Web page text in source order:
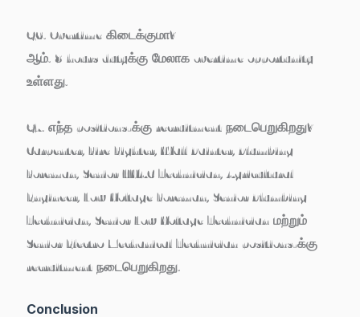
Q6. Overtime கிடைக்குமா?
ஆம். 8 hours dutyக்கு மேலாக overtime opportunity
உள்ளது.
Q7. எந்த positions-க்கு recruitment நடைபெறுகிறது?
Carpenter, Fire Fighter, Wall Painter, Plumbing
Foreman, Senior HVAC Technician, Agricultural
Engineer, Low Voltage Foreman, Senior Plumbing
Technician, Senior Low Voltage Technician மற்றும்
Senior Electro Mechanical Technician positions-க்கு
recruitment நடைபெறுகிறது.
Conclusion